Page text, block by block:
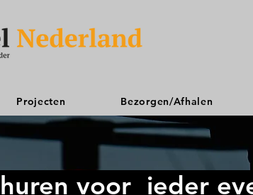
Projecten Bezorgen/Afhalen
huren voor ieder